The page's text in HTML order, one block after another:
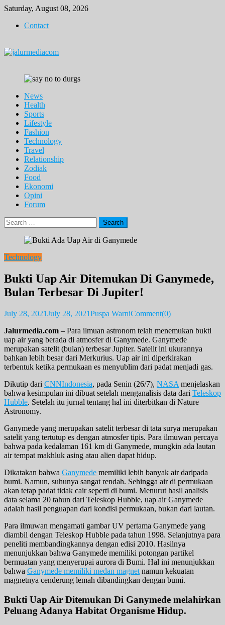
Skip
content
Saturday, August 08, 2026
Contact
News
Health
Sports
Lifestyle
Fashion
Technology
Travel
Relationship
Zodiak
Food
Ekonomi
Opini
Forum
Search
for:
Technology
Bukti Uap Air Ditemukan Di Ganymede,
Bulan Terbesar Di Jupiter!
July 28, 2021July 28, 2021Puspa WarniComment(0)
Jalurmedia.com – Para ilmuan astronom telah menemukan bukti
uap air yang berada di atmosfer di Ganymede. Ganymede
merupakan satelit (bulan) terbesar Jupiter. Satelit ini ukurannya
bahkan lebih besar dari Merkurius. Uap air ini diperkirakan
terbentuk ketika permukaan es menyublim dari padat menjadi gas.
Dikutip dari CNNIndonesia, pada Senin (26/7), NASA menjelaskan
bahwa kesimpulan ini dibuat setelah menganalisis data dari Teleskop
Hubble. Setelah itu jurnal tentang hal ini diterbitkan di Nature
Astronomy.
Ganymede yang merupakan satelit terbesar di tata surya merupakan
satelit yang tertutup es dengan atmosfer tipis. Para ilmuwan percaya
bahwa pada kedalaman 161 km di Ganymede, mungkin ada lautan
air tempat makhluk asing atau alien dapat hidup.
Dikatakan bahwa Ganymede memiliki lebih banyak air daripada
bumi. Namun, suhunya sangat rendah. Sehingga air di permukaan
akan tetap padat tidak cair seperti di bumi. Menurut hasil analisis
data selama 20 tahun dari Teleskop Hubble, uap air Ganymede
adalah hasil penguapan dari kondisi permukaan, bukan dari lautan.
Para ilmuwan mengamati gambar UV pertama Ganymede yang
diambil dengan Teleskop Hubble pada tahun 1998. Selanjutnya para
peneliti membandingkannya dengan edisi 2010. Hasilnya
menunjukkan bahwa Ganymede memiliki potongan partikel
bermuatan yang menyerupai aurora di Bumi. Hal ini menunjukkan
bahwa Ganymede memiliki medan magnet namun kekuatan
magnetnya cenderung lemah dibandingkan dengan bumi.
Bukti Uap Air Ditemukan Di Ganymede melahirkan
Peluang Adanya Habitat Organisme Hidup.